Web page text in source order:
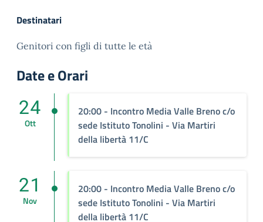
Destinatari
Genitori con figli di tutte le età
Date e Orari
20:00 - Incontro Media Valle Breno c/o
sede Istituto Tonolini - Via Martiri
della libertà 11/C
24
Ott
20:00 - Incontro Media Valle Breno c/o
sede Istituto Tonolini - Via Martiri
della libertà 11/C
21
Nov